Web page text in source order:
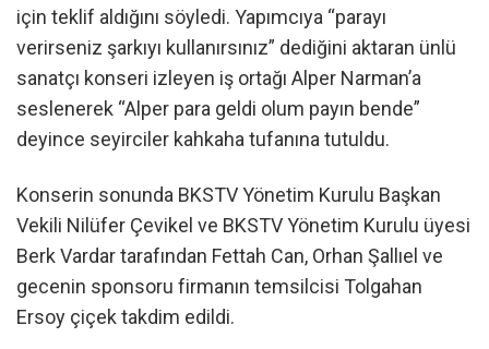
için teklif aldığını söyledi. Yapımcıya “parayı
verirseniz şarkıyı kullanırsınız” dediğini aktaran ünlü
sanatçı konseri izleyen iş ortağı Alper Narman’a
seslenerek “Alper para geldi olum payın bende”
deyince seyirciler kahkaha tufanına tutuldu.
Konserin sonunda BKSTV Yönetim Kurulu Başkan
Vekili Nilüfer Çevikel ve BKSTV Yönetim Kurulu üyesi
Berk Vardar tarafından Fettah Can, Orhan Şallıel ve
gecenin sponsoru firmanın temsilcisi Tolgahan
Ersoy çiçek takdim edildi.